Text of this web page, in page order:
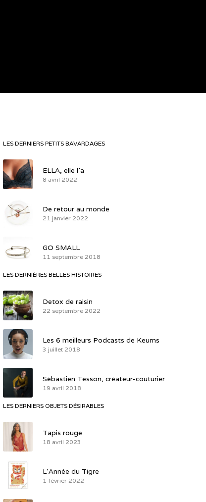
LES DERNIERS PETITS BAVARDAGES
ELLA, elle l’a
8 avril 2022
De retour au monde
21 janvier 2022
GO SMALL
11 septembre 2018
LES DERNIÈRES BELLES HISTOIRES
Detox de raisin
22 septembre 2022
Les 6 meilleurs Podcasts de Keums
3 juillet 2018
Sébastien Tesson, créateur-couturier
19 avril 2018
LES DERNIERS OBJETS DÉSIRABLES
Tapis rouge
18 avril 2023
L’Année du Tigre
1 février 2022